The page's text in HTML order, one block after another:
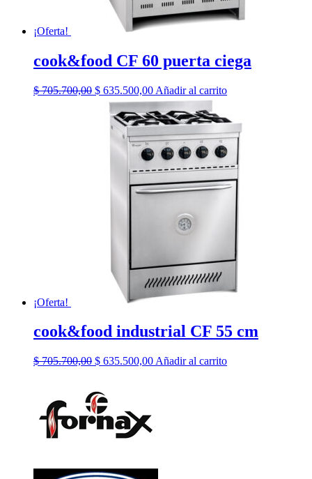
¡Oferta!
cook&food CF 60 puerta ciega
$705.700,00 El
precio
original
$ 705.700,00.
$ 635.500,00El
precio
actual
es:
$ 635.500,00.
Añadir al carrito
¡Oferta!
cook&food industrial CF 55 cm
$705.700,00 El
era:
$ 705.700,00.
$ 635.500,00ElAñadir al carrito